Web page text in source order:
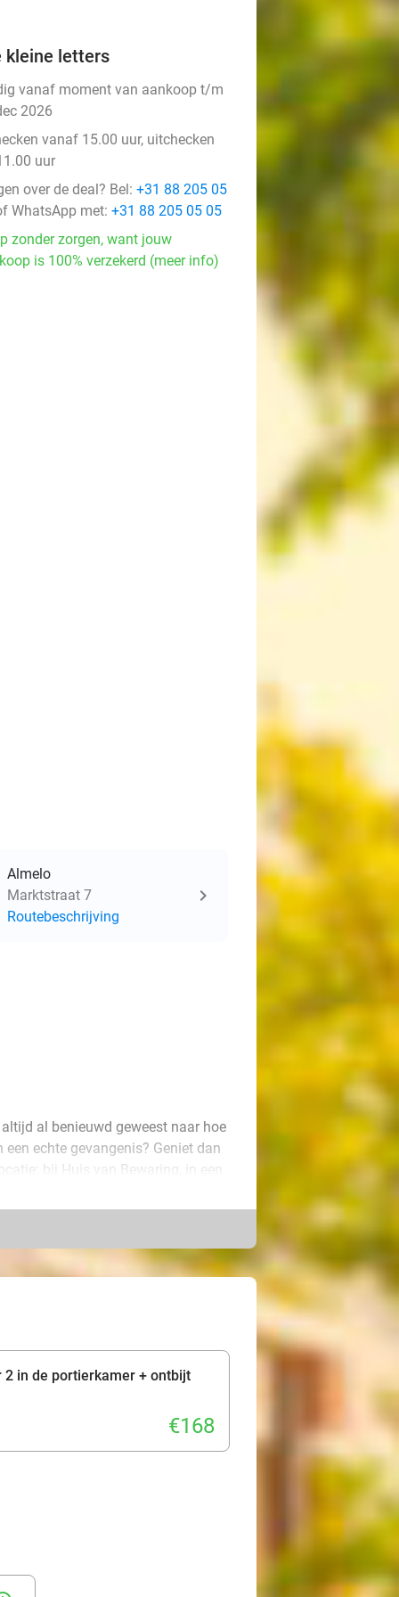
kleine letters
vanaf moment van aankoop t/m
2026
vanaf 15.00 uur, uitchecken
uur
over de deal? Bel: +31 88 205 05
WhatsApp met: +31 88 205 05 05
zonder zorgen, want jouw
is 100% verzekerd (meer info)
Almelo
Marktstraat 7
Routebeschrijving
al benieuwd geweest naar hoe
echte gevangenis? Geniet dan
bij Huis van Bewaring, in een
of prachtige
jullie aan voor een lekker ontbijt.
in de portierkamer + ontbijt
€168